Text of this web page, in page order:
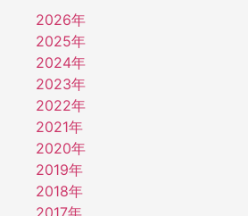
2026年
2025年
2024年
2023年
2022年
2021年
2020年
2019年
2018年